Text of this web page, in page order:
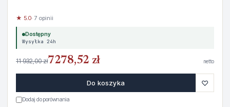
★ 5.0· 7 opinii
Dostępny
Wysyłka 24h
11 932,00 zł7278,52 zł netto
Do koszyka ♡
Dodaj do porównania